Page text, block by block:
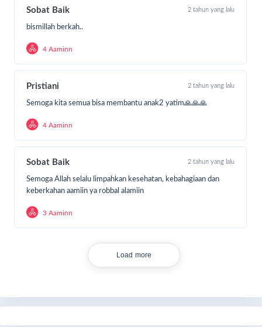
Sobat Baik 2 tahun yang lalu
bismillah berkah..
4 Aaminn
Pristiani 2 tahun yang lalu
Semoga kita semua bisa membantu anak2 yatim🙏🙏🙏
4 Aaminn
Sobat Baik 2 tahun yang lalu
Semoga Allah selalu limpahkan kesehatan, kebahagiaan dan
keberkahan aamiin ya robbal alamiin
3 Aaminn
Load more